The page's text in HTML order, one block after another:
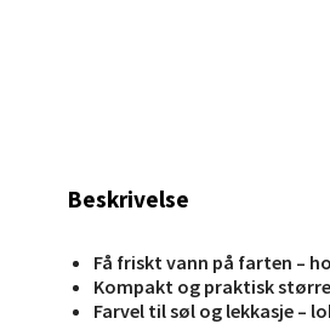
Beskrivelse
Få friskt vann på farten –
Kompakt og praktisk
Farvel til søl og lekkasje –